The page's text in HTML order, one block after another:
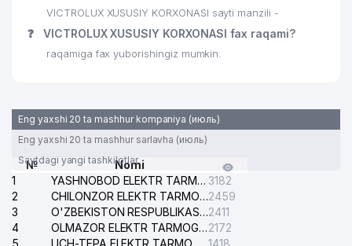
URAMA KULCHA MChJ 622 м
31
GULSHAN STOM XUSUSIY
KORXONASI
DAVLAT KO'MITASI
33
TOSHKENT DAVLAT YURIDIK
UNIVERSITETI QOSHIDAGI AKADEMIK
LITSEYI
GROTEKS QK MChJ
SHARQ TELEKOM QK MChJ
VICTROLUX XUSUSIY KORXONASI sayti manzili -
❓ VICTROLUX XUSUSIY KORXONASI fax raqami?
raqamiga fax yuborishingiz mumkin.
Eng yaxshi 20 ta mashhur kompaniya (июль)
Eng yaxshi 20 ta mashhur sarlavha (июль)
Saytdagi yangi tashkilotlar
№
Nomi
1
YASHNOBOD ELEKTR TARMOG'I NOSOZLIKLARI XIZMATI 3182
2
CHILONZOR ELEKTR TARMOG'I NOSOZLIK XIZMATI2459
3
O'ZBEKISTON RESPUBLIKASI BOSH PROKURATURASI ISHONCH TELEFONI2411
4
OLMAZOR ELEKTR TARMOG'I NOSOZLIKLARI XIZMATI2172
5
UCH-TEPA ELEKTR TARMOG'I NOSOZLIKLARI XIZMATI 1418